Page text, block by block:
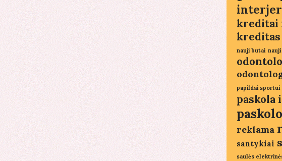
kreditai
kreditas
nauji butai
papildai sportui
paskola
reklama
santykiai
saulės